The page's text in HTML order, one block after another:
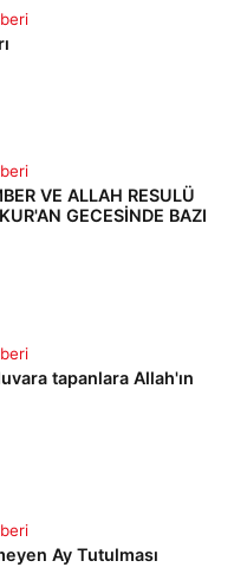
VE ALLAH RESULÜ
GECESİNDE BAZI
tapanlara Allah'ın
Ay Tutulması